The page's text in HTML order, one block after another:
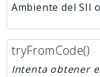
Ambiente del SII o
tryFromCode()
Intenta obtener